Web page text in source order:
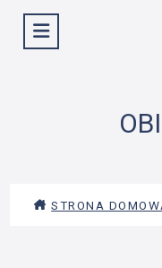
Wyświetl menu
STRONA